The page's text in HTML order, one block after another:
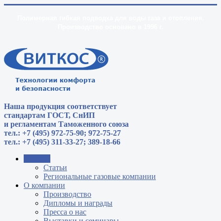
Наша продукция соответствует
стандартам ГОСТ, СнИП
и регламентам Таможенного союза
тел.: +7 (495) 972-75-90; 972-75-27
тел.: +7 (495) 311-33-27; 389-18-66
Статьи
Региональные газовые компании
О компании
Производство
Дипломы и награды
Пресса о нас